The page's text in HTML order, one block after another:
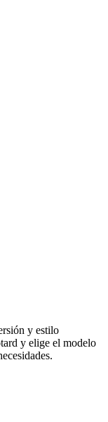
y estilo
y elige el modelo